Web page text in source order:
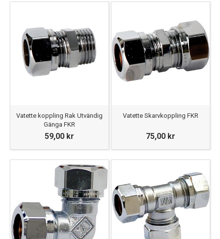
Vatette koppling Rak Utvändig
Gänga FKR
59,00 kr
Vatette Skarvkoppling FKR
75,00 kr